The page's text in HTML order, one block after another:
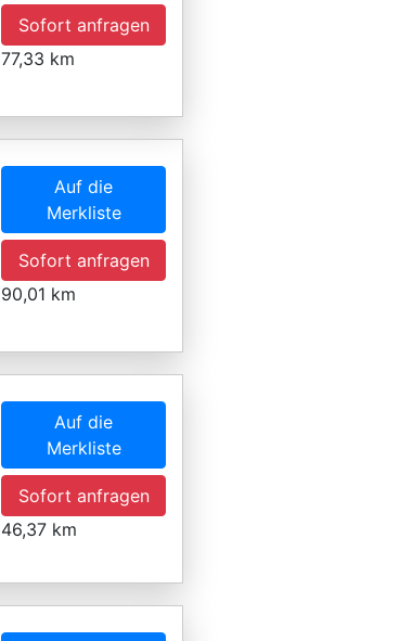
Sofort anfragen
77,33 km
Auf die
Merkliste
Sofort anfragen
90,01 km
Auf die
Merkliste
Sofort anfragen
46,37 km